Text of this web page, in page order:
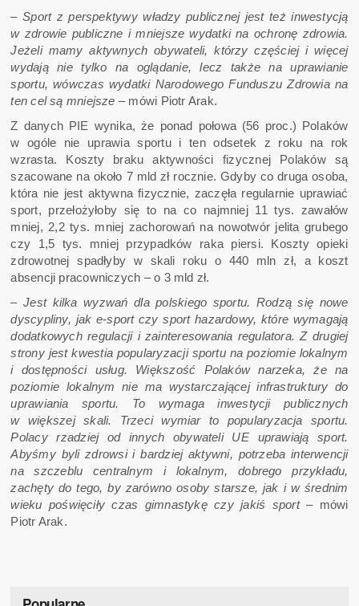
– Sport z perspektywy władzy publicznej jest też inwestycją
w zdrowie publiczne i mniejsze wydatki na ochronę zdrowia.
Jeżeli mamy aktywnych obywateli, którzy częściej i więcej
wydają nie tylko na oglądanie, lecz także na uprawianie
sportu, wówczas wydatki Narodowego Funduszu Zdrowia na
ten cel są mniejsze – mówi Piotr Arak.
Z danych PIE wynika, że ponad połowa (56 proc.) Polaków
w ogóle nie uprawia sportu i ten odsetek z roku na rok
wzrasta. Koszty braku aktywności fizycznej Polaków są
szacowane na około 7 mld zł rocznie. Gdyby co druga osoba,
która nie jest aktywna fizycznie, zaczęła regularnie uprawiać
sport, przełożyłoby się to na co najmniej 11 tys. zawałów
mniej, 2,2 tys. mniej zachorowań na nowotwór jelita grubego
czy 1,5 tys. mniej przypadków raka piersi. Koszty opieki
zdrowotnej spadłyby w skali roku o 440 mln zł, a koszt
absencji pracowniczych – o 3 mld zł.
–Jest kilka wyzwań dla polskiego sportu. Rodzą się nowe
dyscypliny, jak e-sport czy sport hazardowy, które wymagają
dodatkowych regulacji i zainteresowania regulatora. Z drugiej
strony jest kwestia popularyzacji sportu na poziomie lokalnym
i dostępności usług. Większość Polaków narzeka, że na
poziomie lokalnym nie ma wystarczającej infrastruktury do
uprawiania sportu. To wymaga inwestycji publicznych
w większej skali. Trzeci wymiar to popularyzacja sportu.
Polacy rzadziej od innych obywateli UE uprawiają sport.
Abyśmy byli zdrowsi i bardziej aktywni, potrzeba interwencji
na szczeblu centralnym i lokalnym, dobrego przykładu,
zachęty do tego, by zarówno osoby starsze, jak i w średnim
wieku poświęciły czas gimnastykę czy jakiś sport– mówi
Piotr Arak.